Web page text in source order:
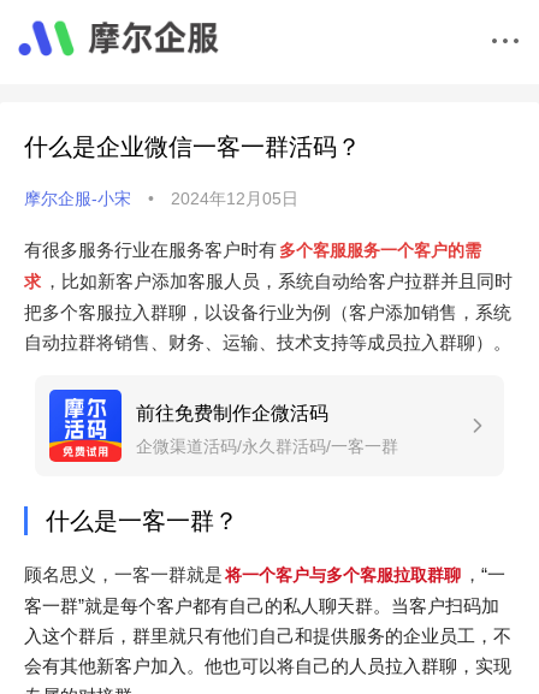
什么是企业微信一客一群活码？
摩尔企服-小宋 • 2024年12月05日
有很多服务行业在服务客户时有多个客服服务一个客户的需
求 ，比如新客户添加客服人员，系统自动给客户拉群并且同时
把多个客服拉入群聊，以设备行业为例（客户添加销售，系统
自动拉群将销售、财务、运输、技术支持等成员拉入群聊）。
前往免费制作企微活码
企微渠道活码/永久群活码/一客一群
什么是一客一群？
顾名思义，一客一群就是将一个客户与多个客服拉取群聊 ， “一
客一群”就是每个客户都有自己的私人聊天群。当客户扫码加
入这个群后，群里就只有他们自己和提供服务的企业员工，不
会有其他新客户加入。他也可以将自己的人员拉入群聊，实现